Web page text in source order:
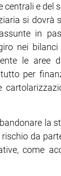
centrali e del
si dovrà
in
nei bilanci
le aree
per
la
da
come